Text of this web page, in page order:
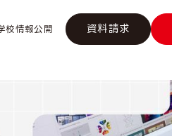
校情報公開 資料請求